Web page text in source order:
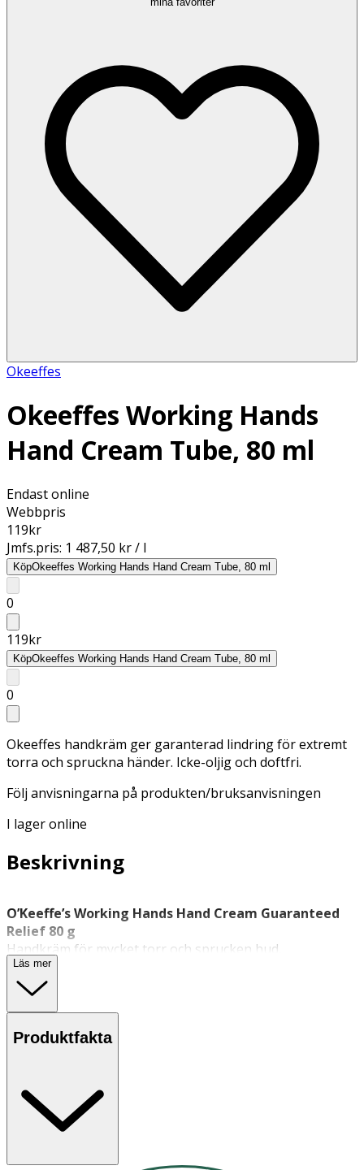
Okeeffes
Okeeffes Working Hands
Hand Cream Tube, 80 ml
Endast online
Webbpris
119kr
Jmfs.pris: 1 487,50 kr / l
KöpOkeeffes Working Hands Hand Cream Tube, 80 ml
0
119kr
KöpOkeeffes Working Hands Hand Cream Tube, 80 ml
0
Okeeffes handkräm ger garanterad lindring för extremt
torra och spruckna händer. Icke-oljig och doftfri.
Följ anvisningarna på produkten/bruksanvisningen
I lager online
Beskrivning
O’Keeffe’s Working Hands Hand Cream Guaranteed
Relief 80 g
Handkräm för mycket torr och sprucken hud.
O’Keeffe’s Working Hands är en
att återfukta och skydda mycket torr och sprucken hud.
Den icke-fet och parfymfria formulan absorberas snabbt
och passar för daglig användning, särskilt för dig som
ingredienser och ger en behaglig känsla utan att kladda.
Egenskaper
Läs mer
Produktfakta